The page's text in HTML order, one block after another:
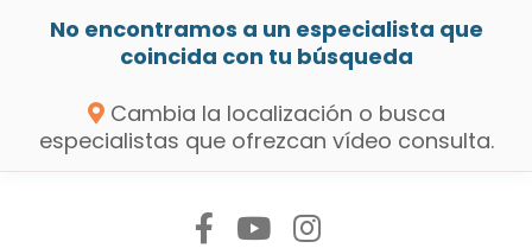
No encontramos a un especialista que
coincida con tu búsqueda
Cambia la localización o busca
especialistas que ofrezcan vídeo consulta.